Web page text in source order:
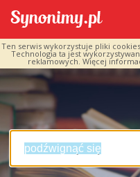
Ten serwis wykorzystuje pliki
Technologia ta jest
reklamowych. Więcej